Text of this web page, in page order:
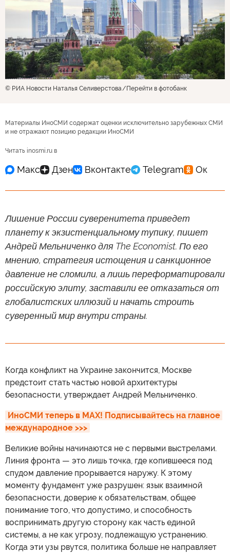
© РИА Новости Наталья Селиверстова Перейти в фотобанк
Материалы ИноСМИ содержат оценки исключительно зарубежных СМИ
и не отражают позицию редакции ИноСМИ
Читать inosmi.ru в
Лишение России суверенитета приведет
планету к экзистенциальному тупику, пишет
Андрей Мельниченко для The Economist. По его
мнению, стратегия истощения и санкционное
давление не сломили, а лишь переформатировали
российскую элиту, заставили ее отказаться от
глобалистских иллюзий и начать строить
суверенный мир внутри страны.
Когда конфликт на Украине закончится, Москве
предстоит стать частью новой архитектуры
безопасности, утверждает Андрей Мельниченко.
ИноСМИ теперь в MAX! Подписывайтесь на главное
международное >>>
Великие войны начинаются не с первыми выстрелами.
Линия фронта — это лишь точка, где копившееся под
спудом давление прорывается наружу. К этому
моменту фундамент уже разрушен: язык взаимной
безопасности, доверие к обязательствам, общее
понимание того, что допустимо, и способность
воспринимать другую сторону как часть единой
системы, а не как угрозу, подлежащую устранению.
Когда эти узы рвутся, политика больше не направляет